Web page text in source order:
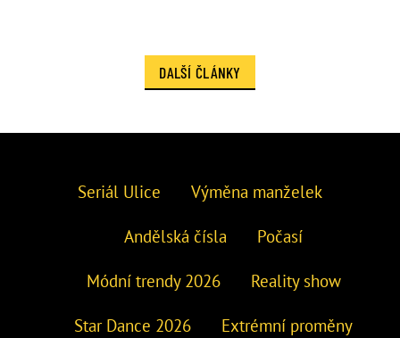
DALŠÍ ČLÁNKY
Seriál Ulice Výměna manželek
Andělská čísla Počasí
Módní trendy 2026 Reality show
Star Dance 2026 Extrémní proměny